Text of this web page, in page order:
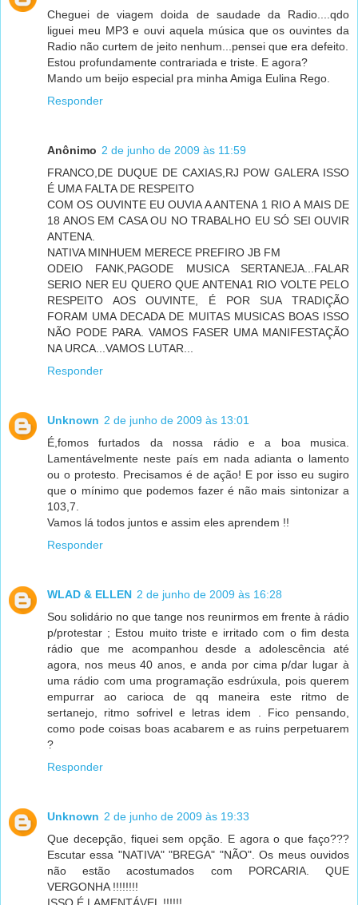
Cheguei de viagem doida de saudade da Radio....qdo
liguei meu MP3 e ouvi aquela música que os ouvintes da
Radio não curtem de jeito nenhum...pensei que era defeito.
Estou profundamente contrariada e triste. E agora?
Mando um beijo especial pra minha Amiga Eulina Rego.
Responder
Anônimo 2 de junho de 2009 às 11:59
FRANCO,DE DUQUE DE CAXIAS,RJ POW GALERA ISSO
É UMA FALTA DE RESPEITO
COM OS OUVINTE EU OUVIA A ANTENA 1 RIO A MAIS DE
18 ANOS EM CASA OU NO TRABALHO EU SÓ SEI OUVIR
ANTENA.
NATIVA MINHUEM MERECE PREFIRO JB FM
ODEIO FANK,PAGODE MUSICA SERTANEJA...FALAR
SERIO NER EU QUERO QUE ANTENA1 RIO VOLTE PELO
RESPEITO AOS OUVINTE, É POR SUA TRADIÇÃO
FORAM UMA DECADA DE MUITAS MUSICAS BOAS ISSO
NÃO PODE PARA. VAMOS FASER UMA MANIFESTAÇÃO
NA URCA...VAMOS LUTAR...
Responder
Unknown 2 de junho de 2009 às 13:01
É,fomos furtados da nossa rádio e a boa musica.
Lamentávelmente neste país em nada adianta o lamento
ou o protesto. Precisamos é de ação! E por isso eu sugiro
que o mínimo que podemos fazer é não mais sintonizar a
103,7.
Vamos lá todos juntos e assim eles aprendem !!
Responder
WLAD & ELLEN 2 de junho de 2009 às 16:28
Sou solidário no que tange nos reunirmos em frente à rádio
p/protestar ; Estou muito triste e irritado com o fim desta
rádio que me acompanhou desde a adolescência até
agora, nos meus 40 anos, e anda por cima p/dar lugar à
uma rádio com uma programação esdrúxula, pois querem
empurrar ao carioca de qq maneira este ritmo de
sertanejo, ritmo sofrivel e letras idem . Fico pensando,
como pode coisas boas acabarem e as ruins perpetuarem
?
Responder
Unknown 2 de junho de 2009 às 19:33
Que decepção, fiquei sem opção. E agora o que faço???
Escutar essa "NATIVA" "BREGA" "NÃO". Os meus ouvidos
não estão acostumados com PORCARIA. QUE
VERGONHA !!!!!!!!